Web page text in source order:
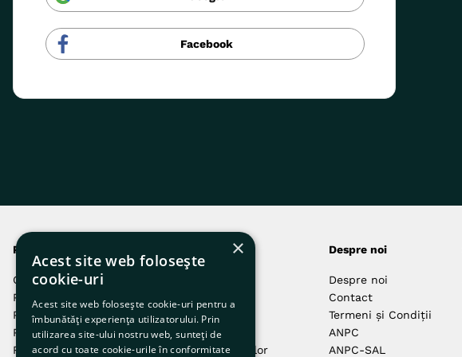
Facebook
Produsele noastre
Câini
Pisici
Păsări
Pești
Reptile
Comenzi și livrări
Cum Plătesc
Livrarea Comenzilor
Returnarea Produselor
Despre noi
Despre noi
Contact
Termeni și Condiții
ANPC
ANPC-SAL
×
Acest site web folosește
cookie-uri
Acest site web folosește cookie-uri pentru a
îmbunătăți experiența utilizatorului. Prin
utilizarea site-ului nostru web, sunteți de
acord cu toate cookie-urile în conformitate